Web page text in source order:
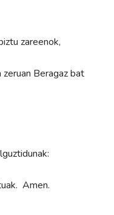
zareenok,
zeruan Beragaz bat
Amen.